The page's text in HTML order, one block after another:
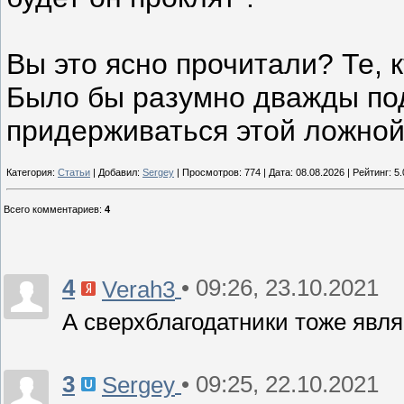
Вы это ясно прочитали? Те,
Было бы разумно дважды
придерживаться этой
Категория: Статьи | Добавил: Sergey | Просмотров: 774 | Дата: 08.08.2026 | Рейтинг:
Всего комментариев: 4
4 Verah3 • 09:26, 23.10.2021
А сверхблагодатники тоже
3 Sergey • 09:25, 22.10.2021